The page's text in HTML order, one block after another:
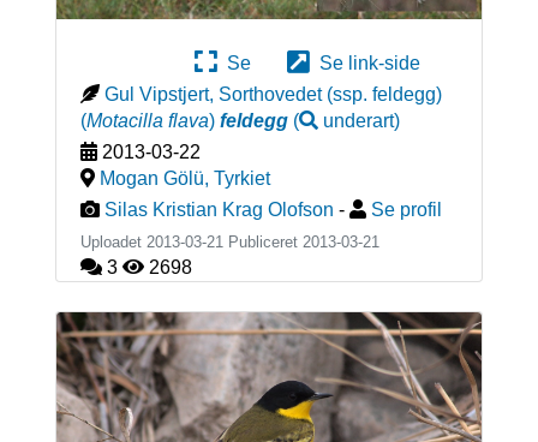
Se
Se link-side
Gul Vipstjert, Sorthovedet (ssp. feldegg)
(Motacilla flava) feldegg( underart)
2013-03-22
Mogan Gölü, Tyrkiet
Silas Kristian Krag Olofson - Se profil
Uploadet 2013-03-21 Publiceret 2013-03-21
3 2698